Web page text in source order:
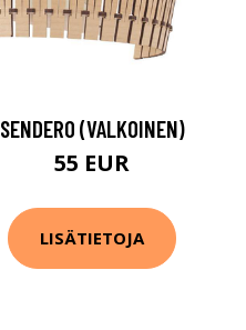
SENDERO (VALKOINEN)
55 EUR
LISÄTIETOJA